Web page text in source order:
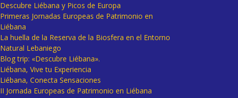
Descubre Liébana y Picos de Europa
Primeras Jornadas Europeas de Patrimonio en
Liébana
La huella de la Reserva de la Biosfera en el Entorno
Natural Lebaniego
Blog trip: «Descubre Liébana».
Liébana, Vive tu Experiencia
Liébana, Conecta Sensaciones
II Jornada Europeas de Patrimonio en Liébana